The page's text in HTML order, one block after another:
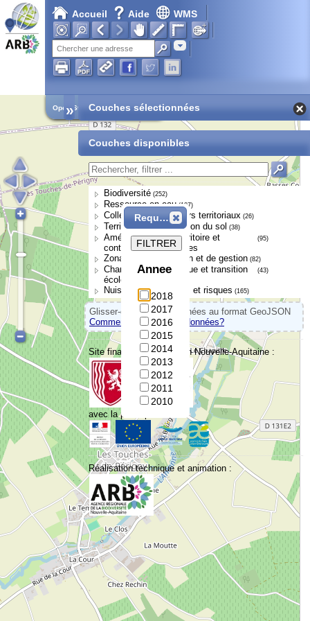
Accueil Aide WMS
Adresse
Open Street Map
» Couches sélectionnées
Couches disponibles
Biodiversité (252)
Ressource en eau (107)
Collectivités et acteurs territoriaux (26)
Territoires et occupation du sol (38)
Aménagement du territoire et
continuités écologiques
(95)
Zonages de protection et de gestion (82)
Changement climatique et transition
écologique
(43)
Nuisances, pressions et risques (165)
Glisser-déposer vos données au format GeoJSON
Comment convertir vos données?
Site financé par la Région Nouvelle-Aquitaine :
avec la participation de :
Réalisation technique et animation :
Requête
Annee
2018
2017
2016
2015
2014
2013
2012
2011
2010
FILTRER